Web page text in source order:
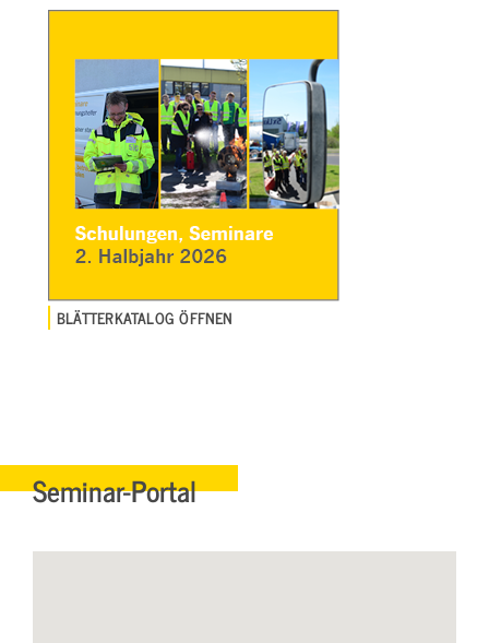
BLÄTTERKATALOG ÖFFNEN
Seminar-Portal